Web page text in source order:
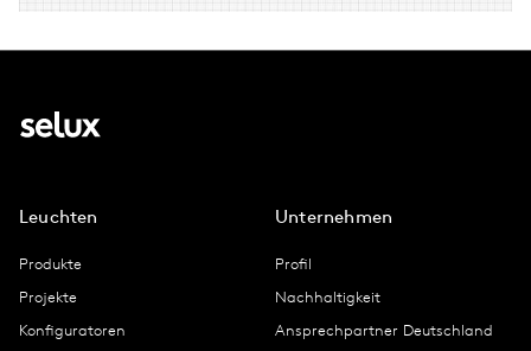
Leuchten
Produkte
Projekte
Konfiguratoren
Unternehmen
Profil
Nachhaltigkeit
Ansprechpartner Deutschland